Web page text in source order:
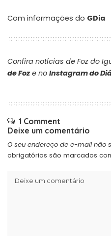
Com informações do GDia
Confira notícias de Foz do
de Foze no Instagram do
1 Comment
Deixe um comentário
O seu endereço de e-mail não
obrigatórios são marcados